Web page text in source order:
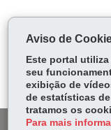
DENUNCIE
Aviso de
Este portal
seu
exibição de
de estatísticas
tratamos os
Para mais